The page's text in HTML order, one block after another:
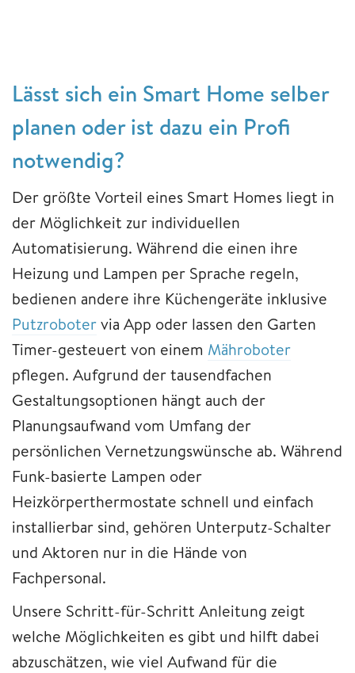
Lässt sich ein Smart Home selber
planen oder ist dazu ein Profi
notwendig?
Der größte Vorteil eines Smart Homes liegt in
der Möglichkeit zur individuellen
Automatisierung. Während die einen ihre
Heizung und Lampen per Sprache regeln,
bedienen andere ihre Küchengeräte inklusive
Putzrobotervia App oder lassen den Garten
Timer-gesteuert von einem Mähroboter
pflegen. Aufgrund der tausendfachen
Gestaltungsoptionen hängt auch der
Planungsaufwand vom Umfang der
persönlichen Vernetzungswünsche ab. Während
Funk-basierte Lampen oder
Heizkörperthermostate schnell und einfach
installierbar sind, gehören Unterputz-Schalter
und Aktoren nur in die Hände von
Fachpersonal.
Unsere Schritt-für-Schritt Anleitung zeigt
welche Möglichkeiten es gibt und hilft dabei
abzuschätzen, wie viel Aufwand für die